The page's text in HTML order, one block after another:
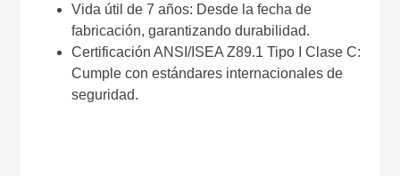
Vida útil de 7 años: Desde la fecha de
fabricación, garantizando durabilidad.
Certificación ANSI/ISEA Z89.1 Tipo I Clase C:
Cumple con estándares internacionales de
seguridad.